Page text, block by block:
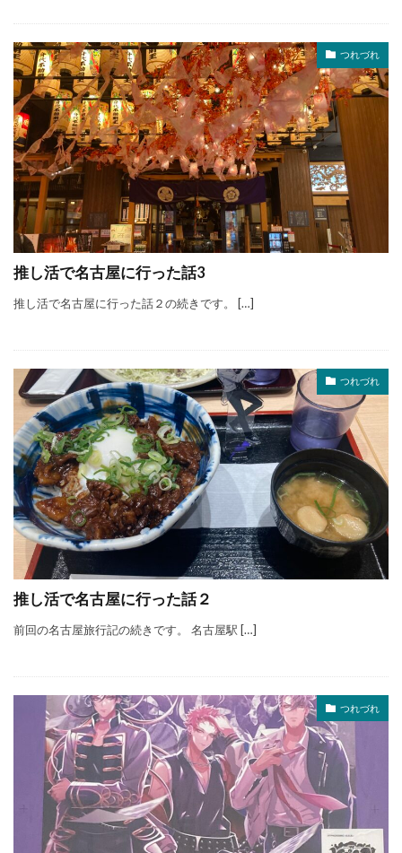
つれづれ
推し活で名古屋に行った話3
推し活で名古屋に行った話２の続きです。 […]
つれづれ
推し活で名古屋に行った話２
前回の名古屋旅行記の続きです。 名古屋駅 […]
つれづれ